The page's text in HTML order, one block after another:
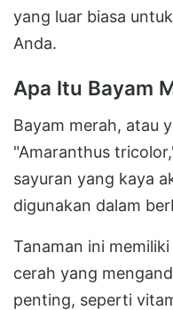
yang luar biasa
Anda.
Apa Itu Bayam
Bayam merah, atau
"Amaranthus
sayuran yang kaya
digunakan dalam
Tanaman ini
cerah yang
penting, seperti